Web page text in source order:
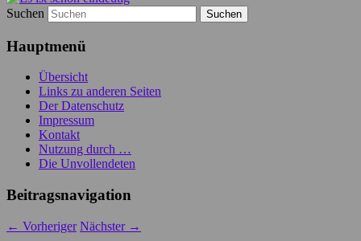
Suchen
Hauptmenü
Übersicht
Links zu anderen Seiten
Der Datenschutz
Impressum
Kontakt
Nutzung durch …
Die Unvollendeten
Beitragsnavigation
← Vorheriger Nächster →